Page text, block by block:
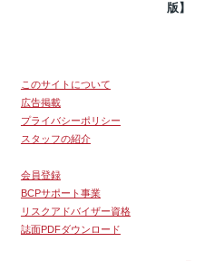
版】
このサイトについて
広告掲載
プライバシーポリシー
スタッフの紹介
会員登録
BCPサポート事業
リスクアドバイザー資格
誌面PDFダウンロード